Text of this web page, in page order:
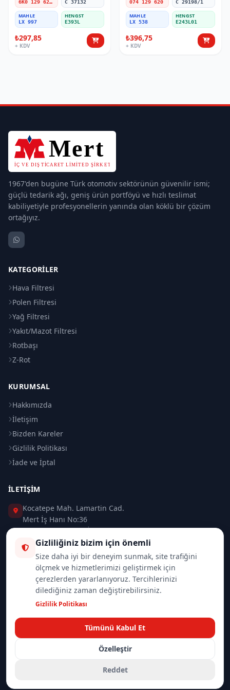
6K0 129 620 B C 37132
MAHLE
LX 997
HENGST
E393L
₺297,85
+ KDV
074 129 620 C 29198/1
MAHLE
LX 538
HENGST
E243L01
₺396,75
+ KDV
1967'den bugüne Türk otomotiv sektörünün güvenilir ismi;
güçlü tedarik ağı, geniş ürün portföyü ve hızlı teslimat
kabiliyetiyle profesyonellerin yanında olan köklü bir çözüm
ortağıyız.
KATEGORILER
Hava Filtresi
Polen Filtresi
Yağ Filtresi
Yakıt/Mazot Filtresi
Rotbaşı
Z-Rot
KURUMSAL
Hakkımızda
İletişim
Bizden Kareler
Gizlilik Politikası
İade ve İptal
İLETIŞIM
Kocatepe Mah. Lamartin Cad.
Mert İş Hanı No:36
Taksim / Beyoğlu / İSTANBUL
0 (212) 235 37 83
0 (532) 418 08 46
info@merttrade.com
© 2026Mannlich | MertTrade.com— Tüm hakları saklıdır.
Gizlilikİade Politikası
Gizliliğiniz bizim için önemli
Size daha iyi bir deneyim sunmak, site trafiğini
ölçmek ve hizmetlerimizi geliştirmek için
çerezlerden yararlanıyoruz. Tercihlerinizi
dilediğiniz zaman değiştirebilirsiniz.
Gizlilik Politikası
Tümünü Kabul Et
Özelleştir
Reddet